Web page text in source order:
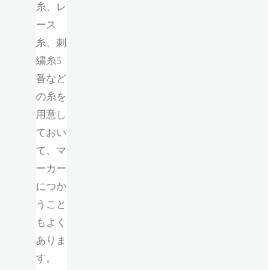
糸、レ
ース
糸、刺
繍糸5
番など
の糸を
用意し
ておい
て、マ
ーカー
につか
うこと
もよく
ありま
す。